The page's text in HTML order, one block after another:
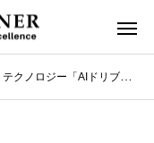
「AIドリブン企業が実践している3つのこと」